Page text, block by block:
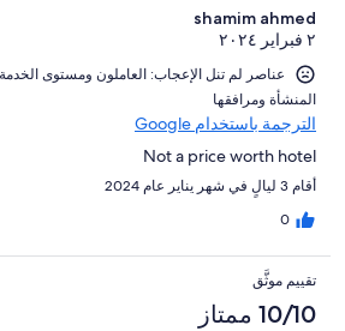
shamim ahmed
٢ فبراير ٢٠٢٤
المنشأة ومرافقها⁩
الترجمة باستخدام Google
Not a price worth hotel
أقام 3 ليالٍ في شهر يناير عام 2024
0
تقييم موثَّق
10/10 ممتاز